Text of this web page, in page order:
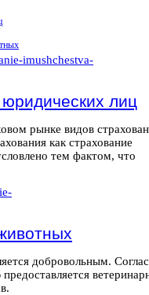
лиц
рынке видов
как страхование
тем фактом, что
добровольным.